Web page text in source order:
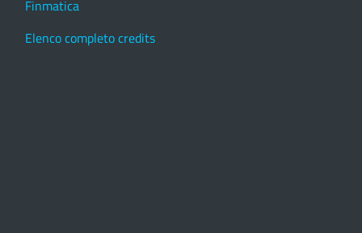
Finmatica
Elenco completo credits